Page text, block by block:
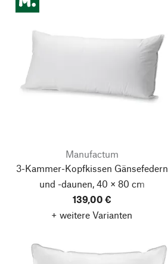
Manufactum
3-Kammer-Kopfkissen Gänsefedern
und -daunen, 40 × 80 cm
139,00 €
+ weitere Varianten